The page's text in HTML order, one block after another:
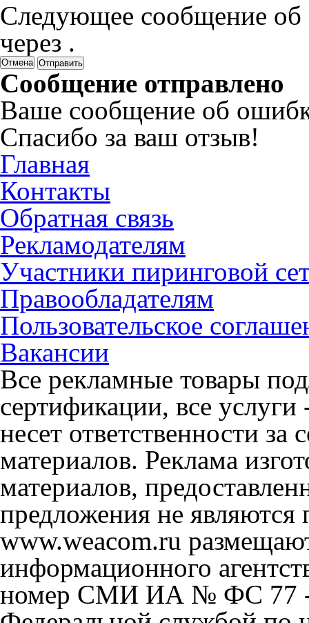
Следующее сообщение об
через .
Отмена
Сообщение отправлено
Ваше сообщение об
Спасибо за ваш отзыв!
Главная
Контакты
Обратная связь
Рекламодателям
Участники пиринговой
Правообладателям
Пользовательское
Вакансии
Все рекламные товары
сертификации, все
несет ответственности
материалов. Реклама
материалов,
предложения не
www.weacom.ru
информационного
номер СМИ ИА № ФС 77 -